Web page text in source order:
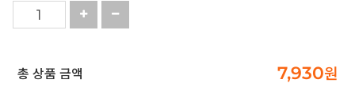
총 상품 금액 7,930원